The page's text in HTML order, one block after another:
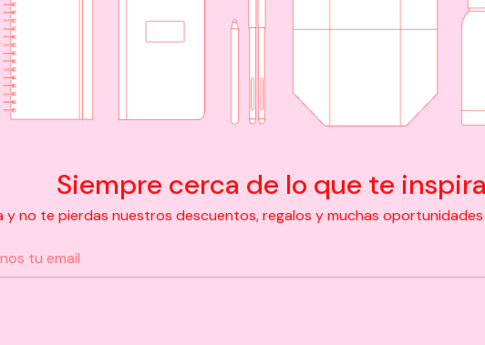
Siempre cerca de lo que te
y no te pierdas nuestros descuentos, regalos y muchas